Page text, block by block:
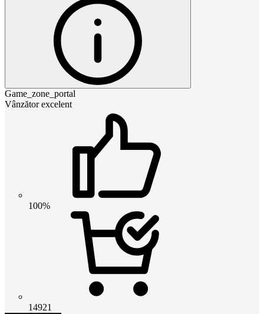
Game_zone_portal
Vânzător excelent
100%
14921